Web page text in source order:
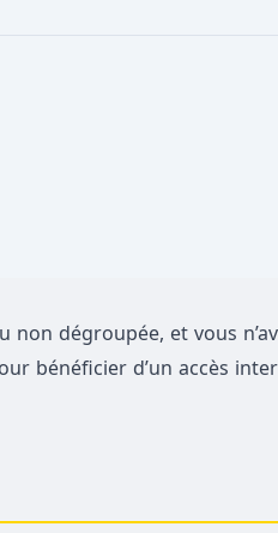
dégroupée, et vous
bénéficier d’un accès